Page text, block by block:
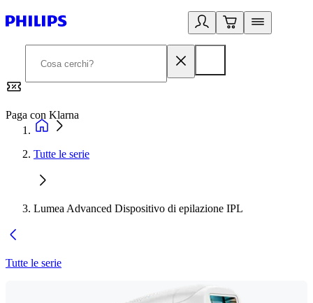
Paga con Klarna
Tutte le serie
Lumea Advanced Dispositivo di epilazione IPL
Tutte le serie